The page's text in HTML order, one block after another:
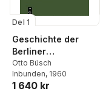
Del 1
Geschichte der
Berliner
Kommunalwirtschaf
t in der Weimarer
Epoche
Otto Büsch
Inbunden, 1960
1 640 kr